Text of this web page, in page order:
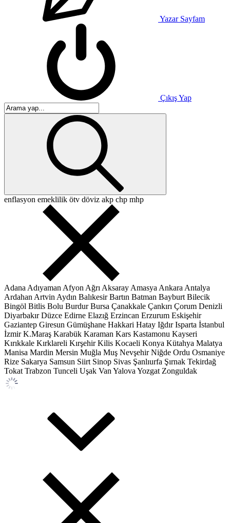
Yazar Sayfam
Çıkış Yap
enflasyon emeklilik ötv döviz akp chp mhp
Adana Adıyaman Afyon Ağrı Aksaray Amasya Ankara Antalya
Ardahan Artvin Aydın Balıkesir Bartın Batman Bayburt Bilecik
Bingöl Bitlis Bolu Burdur Bursa Çanakkale Çankırı Çorum Denizli
Diyarbakır Düzce Edirne Elazığ Erzincan Erzurum Eskişehir
Gaziantep Giresun Gümüşhane Hakkari Hatay Iğdır Isparta İstanbul
İzmir K.Maraş Karabük Karaman Kars Kastamonu Kayseri
Kırıkkale Kırklareli Kırşehir Kilis Kocaeli Konya Kütahya Malatya
Manisa Mardin Mersin Muğla Muş Nevşehir Niğde Ordu Osmaniye
Rize Sakarya Samsun Siirt Sinop Sivas Şanlıurfa Şırnak Tekirdağ
Tokat Trabzon Tunceli Uşak Van Yalova Yozgat Zonguldak